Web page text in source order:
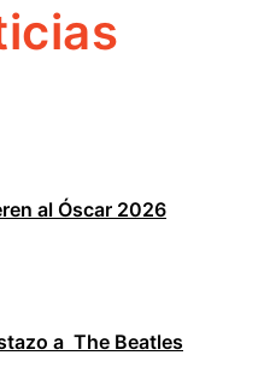
al Óscar 2026
a The Beatles